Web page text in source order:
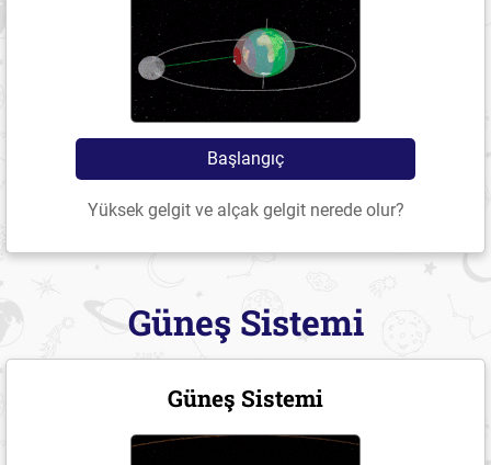
Başlangıç
Yüksek gelgit ve alçak gelgit nerede olur?
Güneş Sistemi
Güneş Sistemi